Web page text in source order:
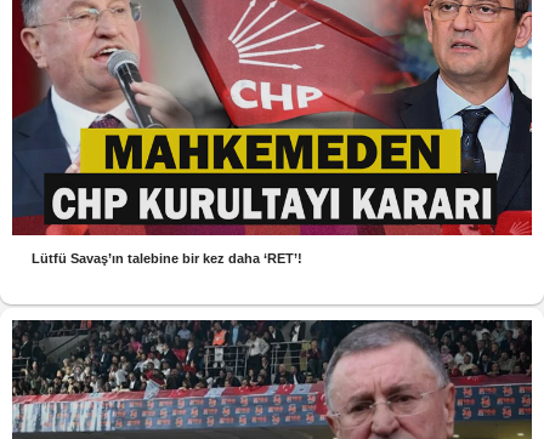
Lütfü Savaş’ın talebine bir kez daha ‘RET’!